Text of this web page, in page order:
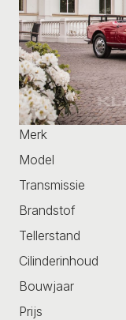
Merk
Model
Transmissie
Brandstof
Tellerstand
Cilinderinhoud
Bouwjaar
Prijs